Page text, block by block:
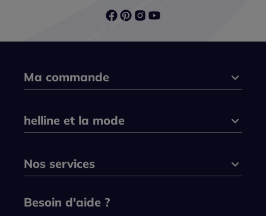
Ma commande
helline et la mode
Nos services
Besoin d'aide ?